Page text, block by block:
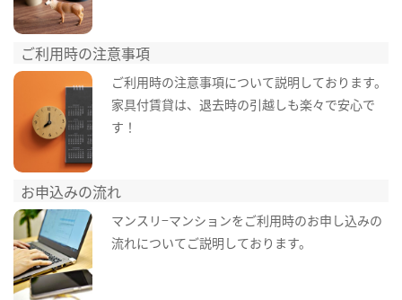
ご利用時の注意事項
ご利用時の注意事項について説明しております。
家具付賃貸は、退去時の引越しも楽々で安心で
す！
お申込みの流れ
マンスリ−マンションをご利用時のお申し込みの
流れについてご説明しております。